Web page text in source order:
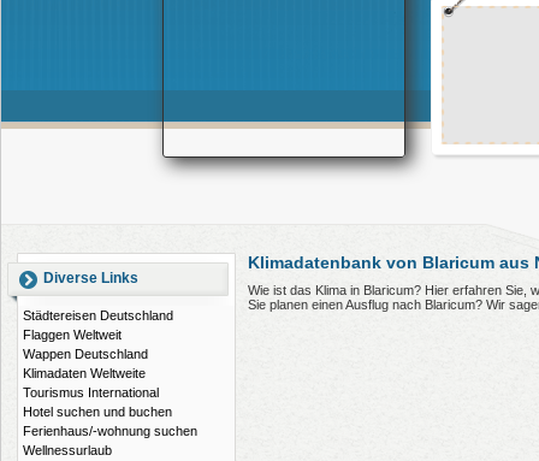
Diverse Links
Städtereisen Deutschland
Flaggen Weltweit
Wappen Deutschland
Klimadaten Weltweite
Tourismus International
Hotel suchen und buchen
Ferienhaus/-wohnung suchen
Wellnessurlaub
Klimadatenbank von Blaricum aus
Wie ist das Klima in Blaricum? Hier erfahren Sie,
Sie planen einen Ausflug nach Blaricum? Wir